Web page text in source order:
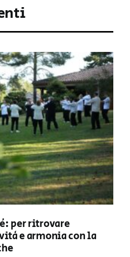
per ritrovare
e armonia con la